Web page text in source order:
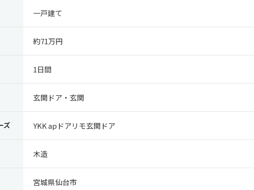
一戸建て
約71万円
1日間
玄関ドア・玄関
ズ YKK apドアリモ玄関ドア
木造
宮城県仙台市